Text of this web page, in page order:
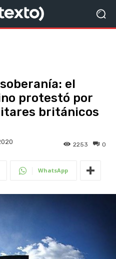
el
protestó por
británicos
0
2253
WhatsApp